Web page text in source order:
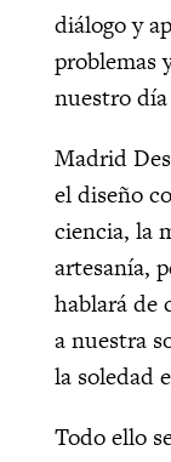
diálogo y
problemas
nuestro
Madrid
el diseño
ciencia, la
artesanía,
hablará de
a nuestra
la soledad
Todo ello